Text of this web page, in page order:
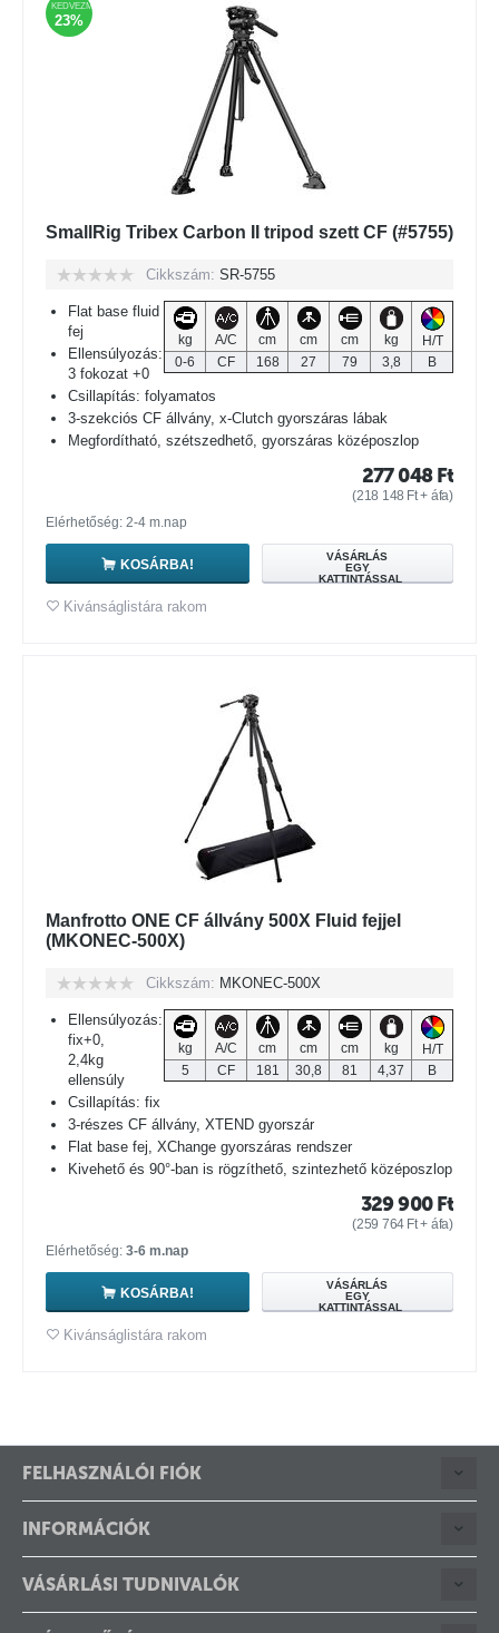
KEDVEZMÉNY
23%
SmallRig Tribex Carbon II tripod szett CF (#5755)
Cikkszám: SR-5755
kg A/C cm cm cm kg
H/T
0-6
CF 168 27 79 3,8 B
Flat base fluid
fej
Ellensúlyozás:
3 fokozat +0
Csillapítás: folyamatos
3-szekciós CF állvány, x-Clutch gyorszáras lábak
Megfordítható, szétszedhető, gyorszáras középoszlop
277 048 Ft
(218 148 Ft+ áfa)
Elérhetőség: 2-4 m.nap
KOSÁRBA!
VÁSÁRLÁS
EGY
KATTINTÁSSAL
Kivánságlistára rakom
Manfrotto ONE CF állvány 500X Fluid fejjel
(MKONEC-500X)
Cikkszám: MKONEC-500X
kg A/C cm cm cm kg
H/T
5
CF 181 30,8 81 4,37 B
Ellensúlyozás:
fix+0,
2,4kg
ellensúly
Csillapítás: fix
3-részes CF állvány, XTEND gyorszár
Flat base fej, XChange gyorszáras rendszer
Kivehető és 90°-ban is rögzíthető, szintezhető középoszlop
329 900 Ft
(259 764 Ft+ áfa)
Elérhetőség: 3-6 m.nap
KOSÁRBA!
VÁSÁRLÁS
EGY
KATTINTÁSSAL
Kivánságlistára rakom
FELHASZNÁLÓI FIÓK
INFORMÁCIÓK
VÁSÁRLÁSI TUDNIVALÓK